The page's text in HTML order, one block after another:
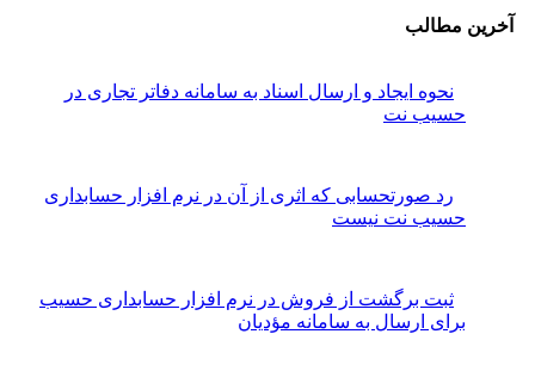
مطالب
نحوه ایجاد و ارسال اسناد به سامانه دفاتر تجاری در
نت
رد صورتحسابی که اثری از آن در نرم افزار حسابداری
نت نیست
ثبت برگشت از فروش در نرم افزار حسابداری حسیب
ارسال به سامانه مؤدیان